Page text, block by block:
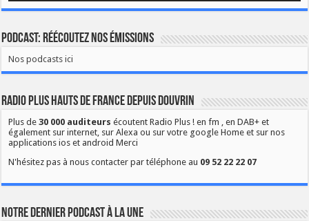
Podcast: Réécoutez nos émissions
Nos podcasts ici
Radio Plus Hauts de France depuis Douvrin
Plus de30 000 auditeurs écoutent Radio Plus ! en fm , en DAB+ et
également sur internet, sur Alexa ou sur votre google Home et sur nos
applications ios et android Merci
N'hésitez pas à nous contacter par téléphone au 09 52 22 22 07
Notre dernier podcast à la une